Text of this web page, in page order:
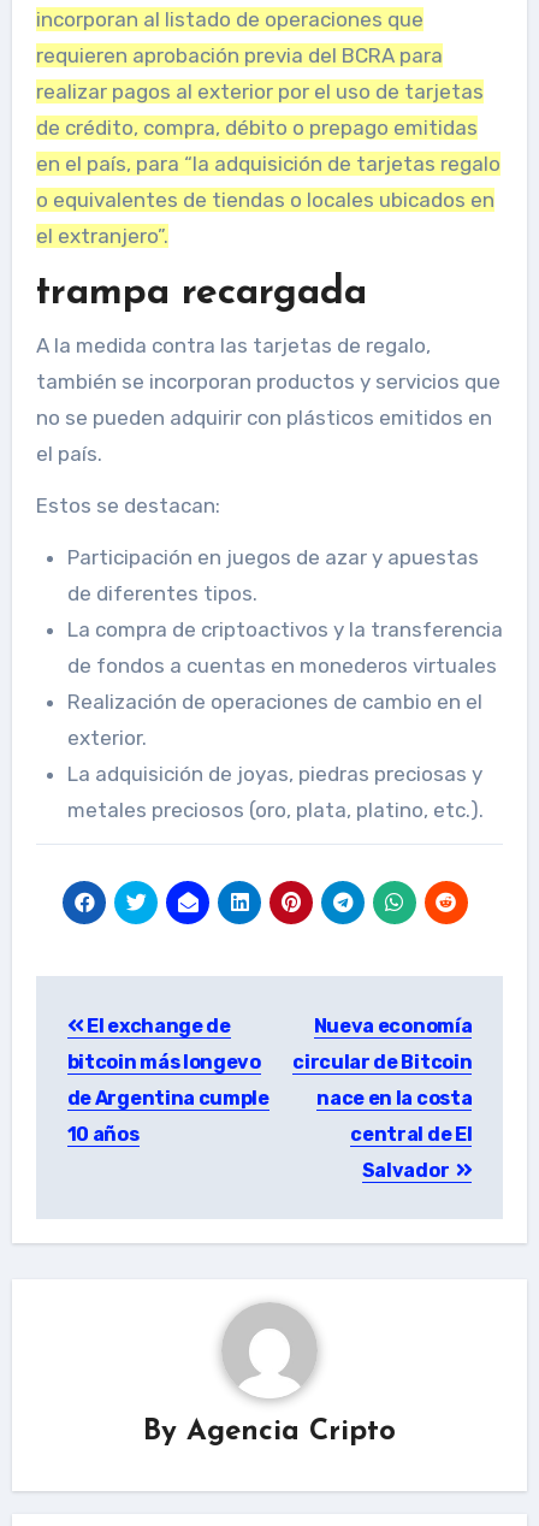
incorporan al listado de operaciones que
requieren aprobación previa del BCRA para
realizar pagos al exterior por el uso de tarjetas
de crédito, compra, débito o prepago emitidas
en el país, para “la adquisición de tarjetas regalo
o equivalentes de tiendas o locales ubicados en
el extranjero”.
trampa recargada
A la medida contra las tarjetas de regalo,
también se incorporan productos y servicios que
no se pueden adquirir con plásticos emitidos en
el país.
Estos se destacan:
Participación en juegos de azar y apuestas
de diferentes tipos.
La compra de criptoactivos y la transferencia
de fondos a cuentas en monederos virtuales
Realización de operaciones de cambio en el
exterior.
La adquisición de joyas, piedras preciosas y
metales preciosos (oro, plata, platino, etc.).
navigation
El exchange de
bitcoin más longevo
de Argentina cumple
10 años
Nueva economía
circular de Bitcoin
nace en la costa
central de El
Salvador
By Agencia Cripto